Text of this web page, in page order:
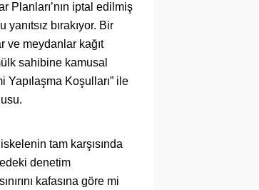
Planları’nın iptal edilmiş
bırakıyor. Bir
ve meydanlar kağıt
sahibine kamusal
Yapılaşma Koşulları” ile
tam karşısında
denetim
kafasına göre mi